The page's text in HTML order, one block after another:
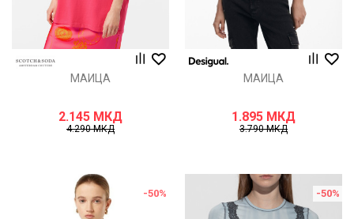
МАИЦА
2.145 МКД
4.290МКД
МАИЦА
1.895 МКД
3.790МКД
-50% -50%